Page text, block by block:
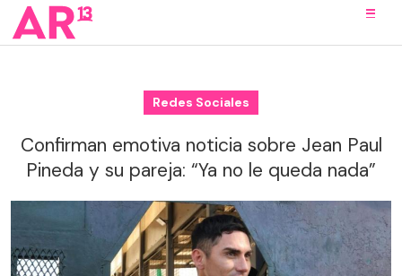
Redes Sociales
Confirman emotiva noticia sobre Jean Paul
Pineda y su pareja: “Ya no le queda nada”